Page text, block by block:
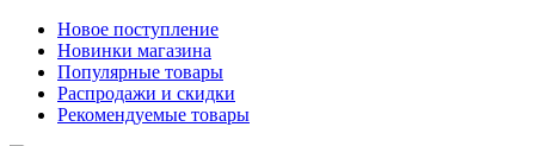
Новое поступление
Новинки магазина
Популярные товары
Распродажи и скидки
Рекомендуемые товары